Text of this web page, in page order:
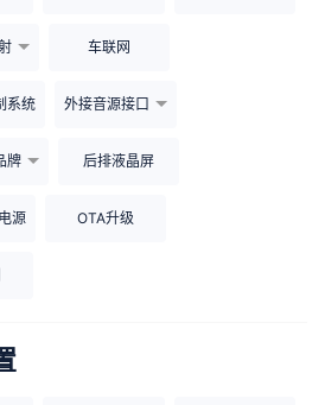
车联网
系统 外接音源接口
牌 后排液晶屏
源 OTA升级